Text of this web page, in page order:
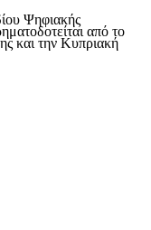
Ψηφιακής
από το
και την Κυπριακή